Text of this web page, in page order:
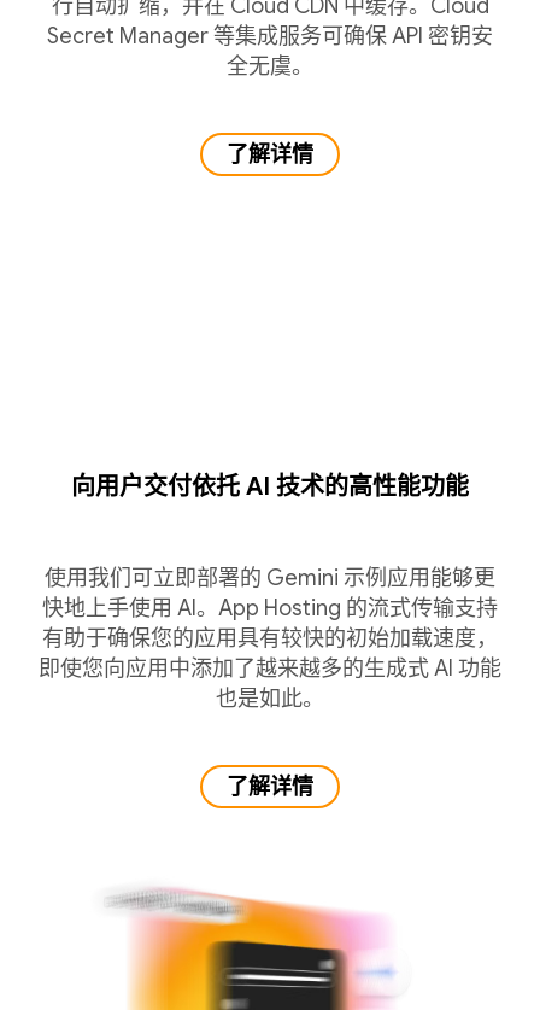
行自动扩缩，并在 Cloud CDN 中缓存。Cloud
Secret Manager 等集成服务可确保 API 密钥安
全无虞。
了解详情
向用户交付依托 AI 技术的高性能功能
使用我们可立即部署的 Gemini 示例应用能够更
快地上手使用 AI。App Hosting 的流式传输支持
有助于确保您的应用具有较快的初始加载速度，
即使您向应用中添加了越来越多的生成式 AI 功能
也是如此。
了解详情